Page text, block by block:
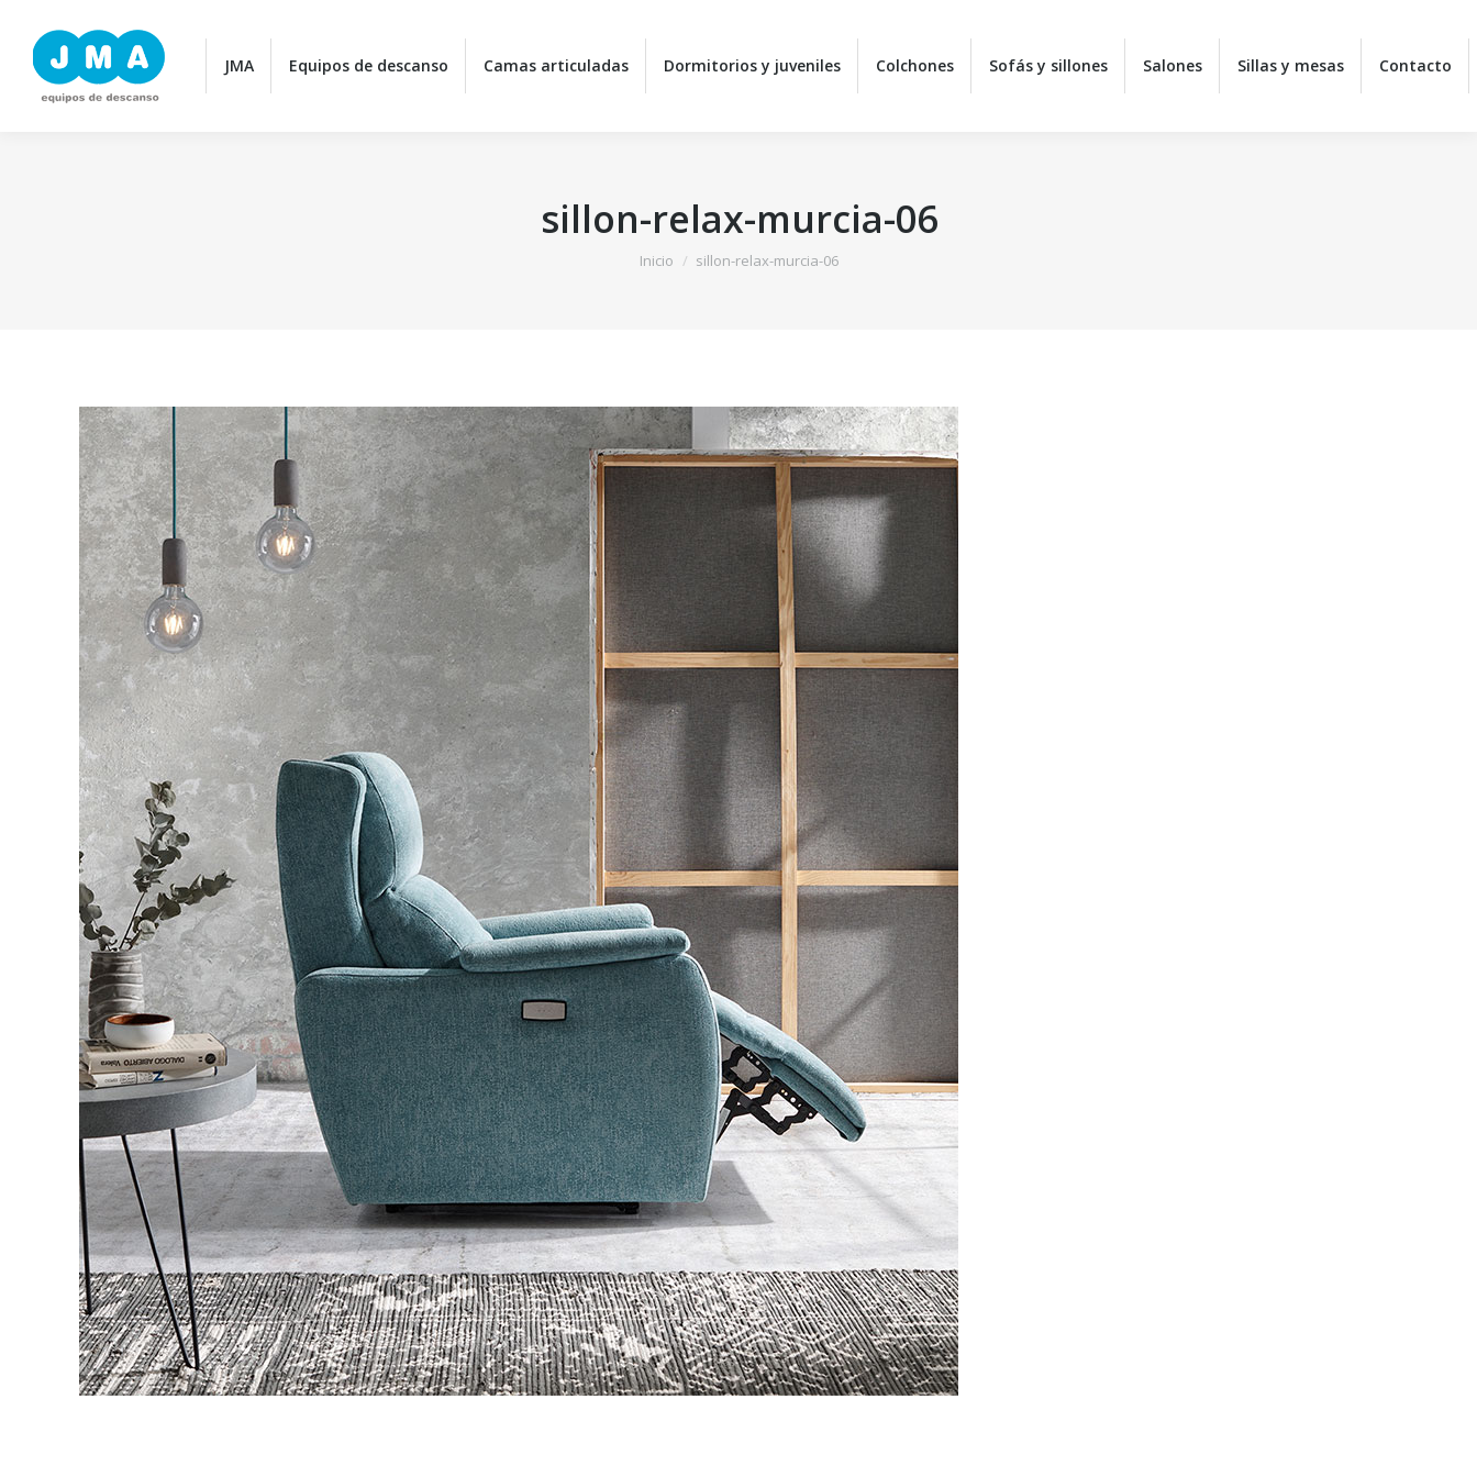
JMA Equipos de descanso Camas articuladas Dormitorios y juveniles Colchones Sofás y sillones Salones Sillas y mesas Contacto
sillon-relax-murcia-06
Estás aquí:
Inicio sillon-relax-murcia-06
JMA Equipos de descanso Camas articuladas Dormitorios y juveniles Colchones Sofás y sillones Salones Sillas y mesas Contacto